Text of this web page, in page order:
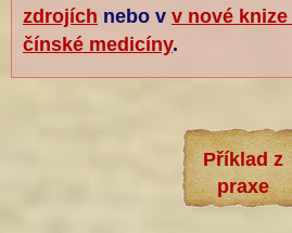
zdrojích nebo v v nové
čínské medicíny.
Příklad z
praxe